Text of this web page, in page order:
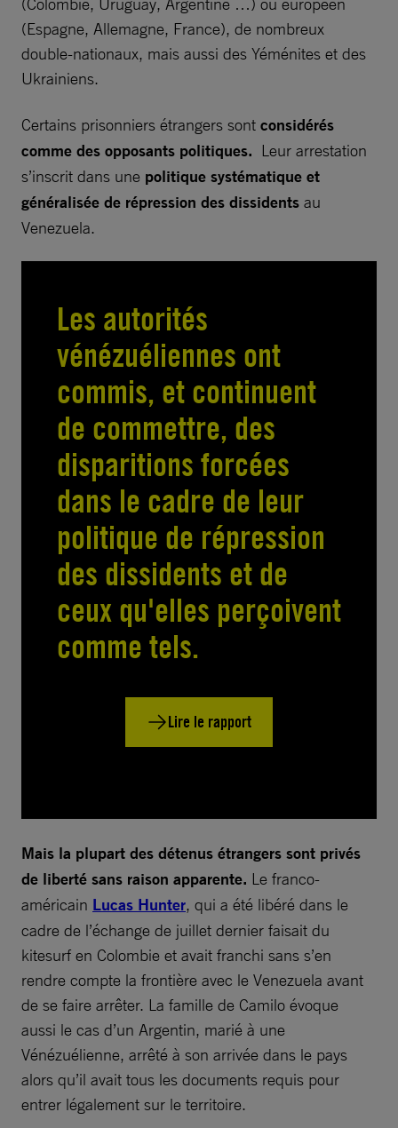
(Espagne, Allemagne, France), de nombreux
double-nationaux, mais aussi des Yéménites et des
Ukrainiens.
Certains prisonniers étrangers sont considérés
comme des opposants politiques. Leur arrestation
s’inscrit dans une politique systématique et
généralisée de répression des dissidents au
Venezuela.
Les autorités
vénézuéliennes ont
commis, et continuent
de commettre, des
disparitions forcées
dans le cadre de leur
politique de répression
des dissidents et de
ceux qu'elles perçoivent
comme tels.
Lire le rapport
Mais la plupart des détenus étrangers sont privés
de liberté sans raison apparente. Le franco-
américain Lucas Hunter, qui a été libéré dans le
cadre de l’échange de juillet dernier faisait du
kitesurf en Colombie et avait franchi sans s’en
rendre compte la frontière avec le Venezuela avant
de se faire arrêter. La famille de Camilo évoque
aussi le cas d’un Argentin, marié à une
Vénézuélienne, arrêté à son arrivée dans le pays
alors qu’il avait tous les documents requis pour
entrer légalement sur le territoire.